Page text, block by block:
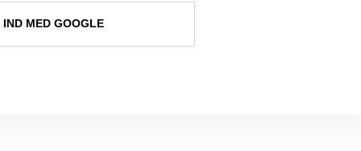
MED GOOGLE